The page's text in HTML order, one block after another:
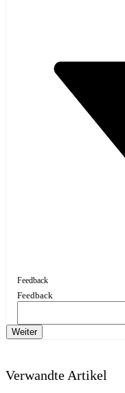
Feedback
Feedback
Weiter
Verwandte Artikel